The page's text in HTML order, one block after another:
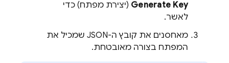
Generate Key (יצירת מפתח) כדי
לאשר.
מאחסנים את קובץ ה-JSON שמכיל את
המפתח בצורה מאובטחת.